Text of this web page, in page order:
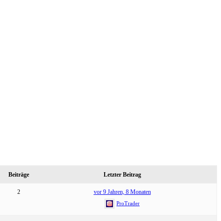
Beiträge Letzter Beitrag
2 vor 9 Jahren, 8 Monaten
ProTrader